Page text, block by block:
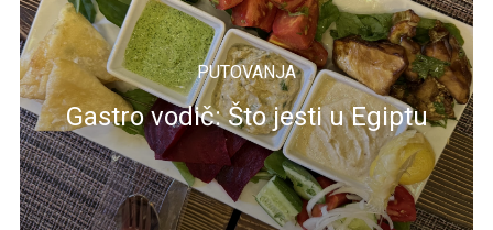
PUTOVANJA
Gastro vodič: Što jesti u Egiptu